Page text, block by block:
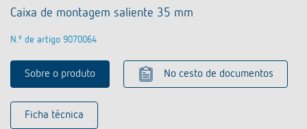
Caixa de montagem saliente 35 mm
N.º de artigo 9070064
Sobre o produto No cesto de documentos
Ficha técnica